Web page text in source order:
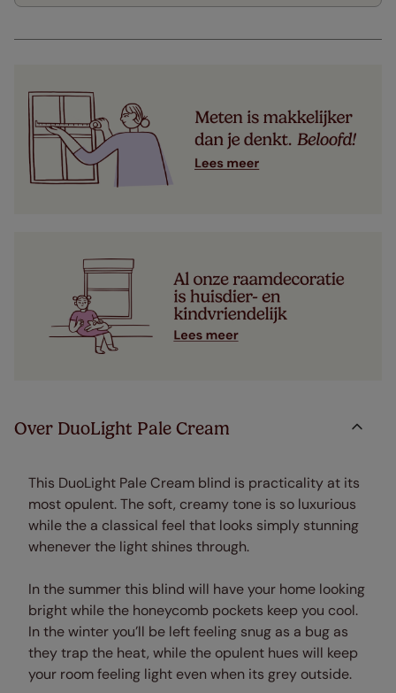
Over DuoLight Pale Cream
This DuoLight Pale Cream blind is practicality at its
most opulent. The soft, creamy tone is so luxurious
while the a classical feel that looks simply stunning
whenever the light shines through.
In the summer this blind will have your home looking
bright while the honeycomb pockets keep you cool.
In the winter you’ll be left feeling snug as a bug as
they trap the heat, while the opulent hues will keep
your room feeling light even when its grey outside.